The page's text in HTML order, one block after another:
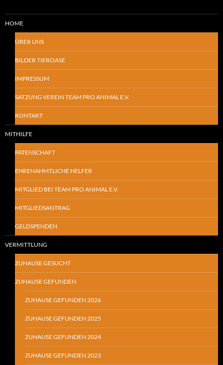
HOME
ÜBER UNS
BILDER TIEROASE
IMPRESSUM
SATZUNG VEREIN TEAM PRO ANIMAL E.V.
KONTAKT
MITHILFE
PATENSCHAFT
EHRENAHMTLICHE HELFER
MITGLIED BEI TEAM PRO ANIMAL E.V.
MITGLIEDSANTRAG
GELDSPENDEN
VERMITTLUNG
ZUHAUSE GESUCHT
ZUHAUSE GEFUNDEN
ZUHAUSE GEFUNDEN 2026
ZUHAUSE GEFUNDEN 2025
ZUHAUSE GEFUNDEN 2024
ZUHAUSE GEFUNDEN 2023